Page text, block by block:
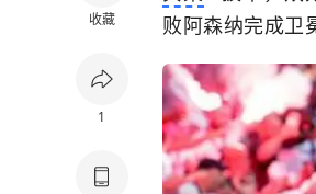
收藏
1
败阿森纳完成卫